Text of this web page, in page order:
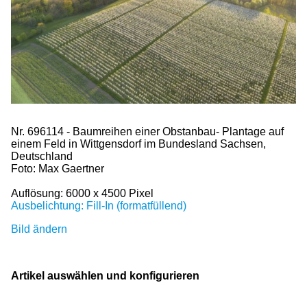
Nr. 696114 - Baumreihen einer Obstanbau- Plantage auf
einem Feld in Wittgensdorf im Bundesland Sachsen,
Deutschland
Foto: Max Gaertner
Auflösung: 6000 x 4500 Pixel
Ausbelichtung: Fill-In (formatfüllend)
Bild ändern
Artikel auswählen und konfigurieren